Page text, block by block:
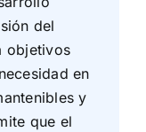
del
objetivos
en
y
que el